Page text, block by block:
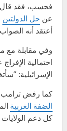
فحسب، فقد قال
عن حل الدولتين
أعتقد أنه
وفي مقابلة مع
احتمالية
الإسرائيلية:
كما رفض ترامب
الضفة الغربية
كل دعم الولايات